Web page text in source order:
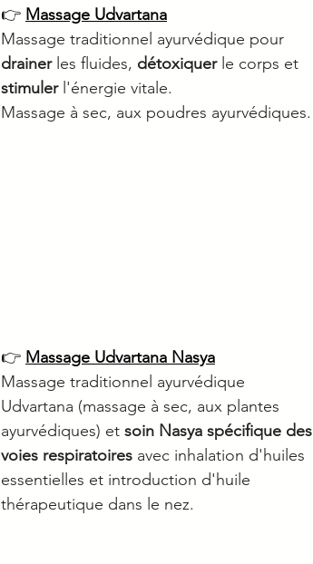
👉 Massage Udvartana
Massage traditionnel ayurvédique pour
drainer les fluides, détoxiquer le corps et
stimuler l'énergie vitale.
Massage à sec, aux poudres ayurvédiques.
👉 Massage Udvartana Nasya
Massage traditionnel ayurvédique
Udvartana (massage à sec, aux plantes
ayurvédiques) et soin Nasya spécifique des
voies respiratoires avec inhalation d'huiles
essentielles et introduction d'huile
thérapeutique dans le nez​.